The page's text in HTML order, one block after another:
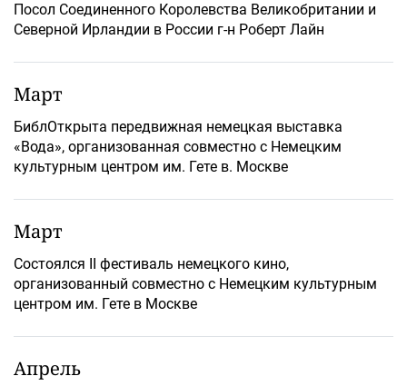
Посол Соединенного Королевства Великобритании и
Северной Ирландии в России г-н Роберт Лайн
Март
БиблОткрыта передвижная немецкая выставка
«Вода», организованная совместно с Немецким
культурным центром им. Гете в. Москве
Март
Состоялся II фестиваль немецкого кино,
организованный совместно с Немецким культурным
центром им. Гете в Москве
Апрель